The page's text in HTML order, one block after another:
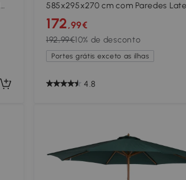
585x295x270 cm com Paredes
Amovíveis 2 Portas com Zíper 4
e Bolsa de Transporte Branco
172,99€
192,99€10% de desconto
Portes grátis exceto as ilhas
4.8